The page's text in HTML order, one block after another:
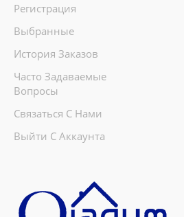
Регистрация
Выбранные
История Заказов
Часто Задаваемые
Вопросы
Связаться С Нами
Выйти С Аккаунта